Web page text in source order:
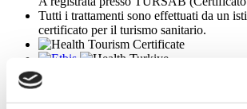
Tutti i trattamenti sono effettuati da un
certificato per il turismo sanitario.
Chi Siamo
Come Funziona
Guida Pre-Operazione